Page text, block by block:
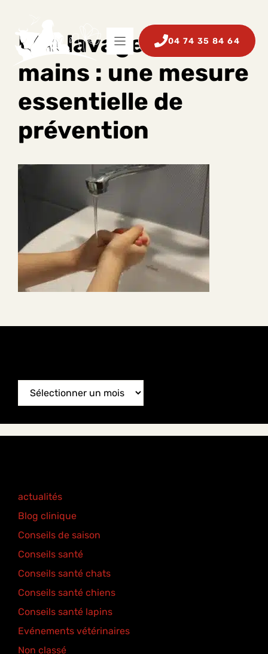
contenu
04 74 35 84 64
LLe lavage des
mains : une mesure
essentielle de
prévention
News
Archive
actualités
Blog clinique
Conseils de saison
Conseils santé
Conseils santé chats
Conseils santé chiens
Conseils santé lapins
Evénements vétérinaires
Non classé